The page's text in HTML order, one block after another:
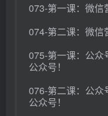
073-第一课：微信
074-第二课：微信
075-第一课：公众
公众号！
076-第二课：公众
公众号！